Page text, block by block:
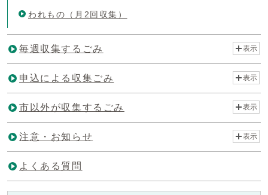
われもの（月2回収集）
毎週収集するごみ 表示
申込による収集ごみ 表示
市以外が収集するごみ 表示
注意・お知らせ 表示
よくある質問